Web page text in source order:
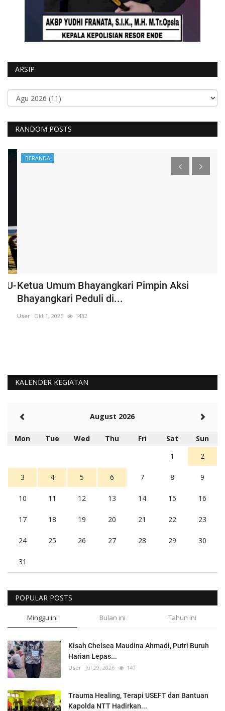
ARSIP
RANDOM POSTS
BERANDA
Ketua Umum Bhayangkari Pimpin Aksi
Bhayangkari Peduli di...
User Okt 1, 2025 1432
KALENDER KEGIATAN
August 2026
Mon Tue Wed Thu Fri Sat
Sun
1
2
3 4 5 6 7 8 9
10 11 12 13 14 15 16
17 18 19 20 21 22 23
24 25 26 27 28 29 30
31
POPULAR POSTS
Minggu ini Bulan ini Tahun ini
Kisah Chelsea Maudina Ahmadi, Putri Buruh
Harian Lepas...
User Jul 29, 2026 140
Trauma Healing, Terapi USEFT dan Bantuan
Kapolda NTT Hadirkan...